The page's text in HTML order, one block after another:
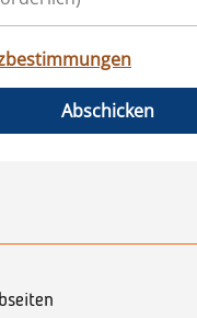
Abschicken